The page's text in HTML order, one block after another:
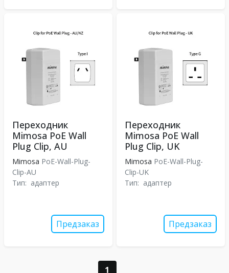
Переходник
Mimosa PoE Wall
Plug Clip, AU
Mimosa PoE-Wall-Plug-
Clip-AU
Тип: адаптер
Предзаказ
Переходник
Mimosa PoE Wall
Plug Clip, UK
Mimosa PoE-Wall-Plug-
Clip-UK
Тип: адаптер
Предзаказ
1